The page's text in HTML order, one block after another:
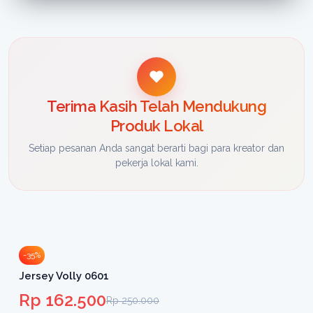
Terima Kasih Telah Mendukung
Produk Lokal
Setiap pesanan Anda sangat berarti bagi para kreator dan
pekerja lokal kami.
-35%
Jersey Volly 0601
Rp 162.500Rp 250.000